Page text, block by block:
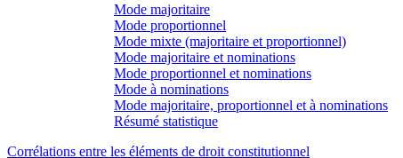
Mode majoritaire
Mode proportionnel
Mode mixte (majoritaire et proportionnel)
Mode majoritaire et nominations
Mode proportionnel et nominations
Mode à nominations
Mode majoritaire, proportionnel et à nominations
Résumé statistique
Corrélations entre les éléments de droit constitutionnel